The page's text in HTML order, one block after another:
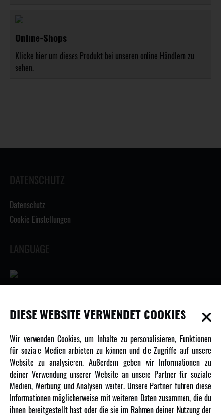
Online-Shops
Klicke hier um dieses Produkt bei unseren online Händlern zu
sehen.
DATENSCHUTZ
Datenschutz
Cookie Einstellungen
LANGUAGE
INFORMATIONEN
Newsletter
Über uns
Karriere
Amewi Kataloge
MEHR VON AMEWI
DIESE WEBSITE VERWENDET COOKIES
Wir verwenden Cookies, um Inhalte zu personalisieren, Funktionen
für soziale Medien anbieten zu können und die Zugriffe auf unsere
Website zu analysieren. Außerdem geben wir Informationen zu
deiner Verwendung unserer Website an unsere Partner für soziale
Medien, Werbung und Analysen weiter. Unsere Partner führen diese
Informationen möglicherweise mit weiteren Daten zusammen, die du
ihnen bereitgestellt hast oder die sie im Rahmen deiner Nutzung der